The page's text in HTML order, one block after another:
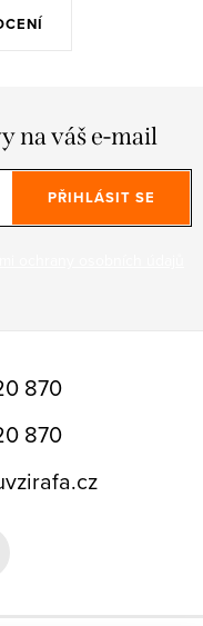
na váš e-mail
PŘIHLÁSIT SE
870
870